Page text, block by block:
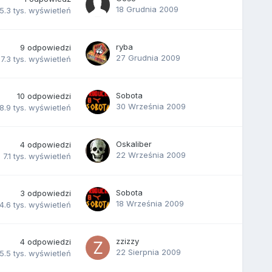
5.3 tys. wyświetleń
18 Grudnia 2009
9 odpowiedzi
7.3 tys. wyświetleń
ryba
27 Grudnia 2009
10 odpowiedzi
8.9 tys. wyświetleń
Sobota
30 Września 2009
4 odpowiedzi
7.1 tys. wyświetleń
Oskaliber
22 Września 2009
3 odpowiedzi
4.6 tys. wyświetleń
Sobota
18 Września 2009
4 odpowiedzi
5.5 tys. wyświetleń
zzizzy
22 Sierpnia 2009